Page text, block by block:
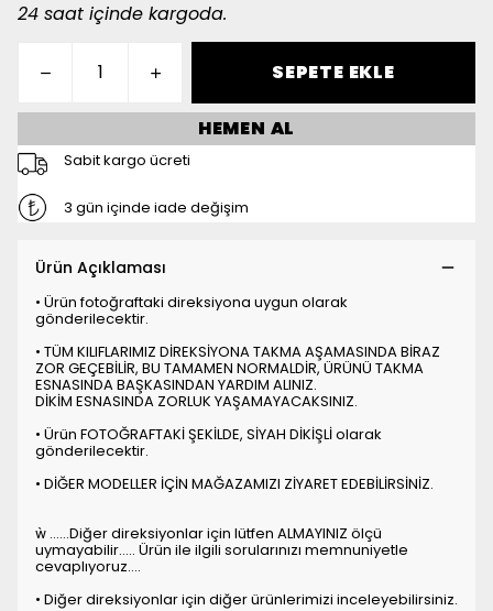
24 saat içinde kargoda.
SEPETE EKLE
HEMEN AL
Sabit kargo ücreti
3 gün içinde iade değişim
Ürün Açıklaması
• Ürün fotoğraftaki direksiyona uygun olarak
gönderilecektir.
• TÜM KILIFLARIMIZ DİREKSİYONA TAKMA AŞAMASINDA BİRAZ
ZOR GEÇEBİLİR, BU TAMAMEN NORMALDİR, ÜRÜNÜ TAKMA
ESNASINDA BAŞKASINDAN YARDIM ALINIZ.
DİKİM ESNASINDA ZORLUK YAŞAMAYACAKSINIZ.
• Ürün FOTOĞRAFTAKİ ŞEKİLDE, SİYAH DİKİŞLİ olarak
gönderilecektir.
• DİĞER MODELLER İÇİN MAĞAZAMIZI ZİYARET EDEBİLİRSİNİZ.
 ......Diğer direksiyonlar için lütfen ALMAYINIZ ölçü
uymayabilir..... Ürün ile ilgili sorularınızı memnuniyetle
cevaplıyoruz....
• Diğer direksiyonlar için diğer ürünlerimizi inceleyebilirsiniz.